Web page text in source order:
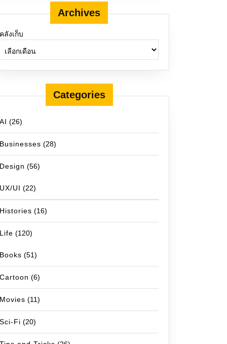
Archives
คลังเก็บ
Categories
AI (26)
Businesses (28)
Design (56)
UX/UI (22)
Histories (16)
Life (120)
Books (51)
Cartoon (6)
Movies (11)
Sci-Fi (20)